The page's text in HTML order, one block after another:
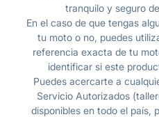
tranquilo y seguro
En el caso de que tengas
tu moto o no, puedes
referencia exacta de tu
identificar si este
Puedes acercarte a
Servicio Autorizados
disponibles en todo el país,